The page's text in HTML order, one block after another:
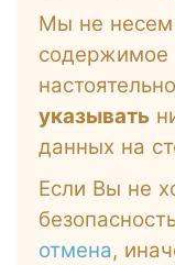
Мы не несем
содержимое
указывать
данных на
Если Вы не
отмена,